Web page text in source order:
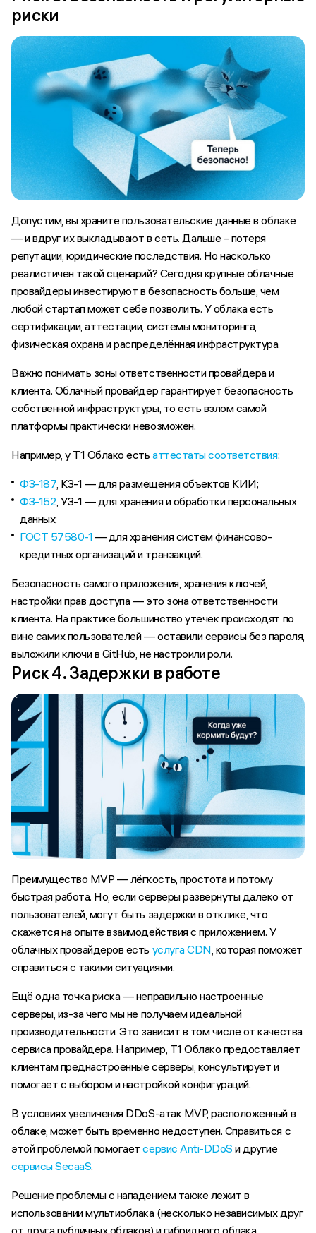
риски
Допустим, вы храните пользовательские данные в облаке
— и вдруг их выкладывают в сеть. Дальше – потеря
репутации, юридические последствия. Но насколько
реалистичен такой сценарий? Сегодня крупные облачные
провайдеры инвестируют в безопасность больше, чем
любой стартап может себе позволить. У облака есть
сертификации, аттестации, системы мониторинга,
физическая охрана и распределённая инфраструктура.
Важно понимать зоны ответственности провайдера и
клиента. Облачный провайдер гарантирует безопасность
собственной инфраструктуры, то есть взлом самой
платформы практически невозможен.
Например, у Т1 Облако естьаттестаты соответствия:
ФЗ-187, КЗ-1 — для размещения объектов КИИ;
ФЗ-152, УЗ-1 — для хранения и обработки персональных
данных;
ГОСТ 57580-1 — для хранения систем финансово-
кредитных организаций и транзакций.
Безопасность самого приложения, хранения ключей,
настройки прав доступа — это зона ответственности
клиента. На практике большинство утечек происходят по
вине самих пользователей — оставили сервисы без пароля,
выложили ключи в GitHub, не настроили роли.
Риск 4. Задержки в работе
Преимущество MVP — лёгкость, простота и потому
быстрая работа. Но, если серверы развернуты далеко от
пользователей, могут быть задержки в отклике, что
скажется на опыте взаимодействия с приложением. У
облачных провайдеров есть услуга CDN, которая поможет
справиться с такими ситуациями.
Ещё одна точка риска — неправильно настроенные
серверы, из-за чего мы не получаем идеальной
производительности. Это зависит в том числе от качества
сервиса провайдера. Например, Т1 Облако предоставляет
клиентам преднастроенные серверы, консультирует и
помогает с выбором и настройкой конфигураций.
В условиях увеличения DDoS-атак MVP, расположенный в
облаке, может быть временно недоступен. Справиться с
этой проблемой помогаетсервис Anti-DDoS и другие
сервисы SecaaS.
Решение проблемы с нападением также лежит в
использовании мультиоблака (несколько независимых друг